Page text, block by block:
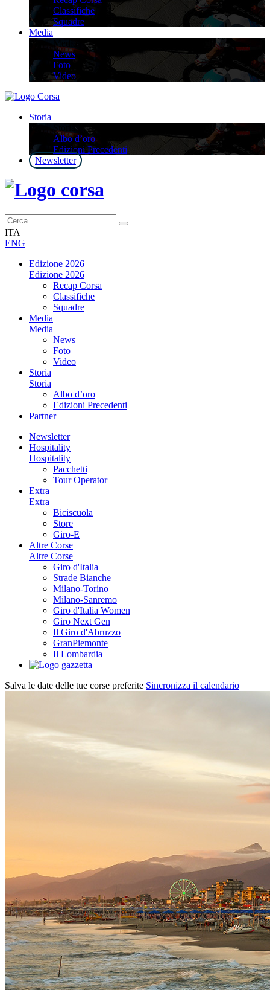
Classifiche
Squadre
Media
Media
News
Foto
Video
Storia
Storia
Albo d’oro
Edizioni Precedenti
Newsletter
ITA
ENG
Edizione 2026
Edizione 2026
Recap Corsa
Classifiche
Squadre
Media
Media
News
Foto
Video
Storia
Storia
Albo d’oro
Edizioni Precedenti
Partner
Newsletter
Hospitality
Hospitality
Pacchetti
Tour Operator
Extra
Extra
Biciscuola
Store
Giro-E
Altre Corse
Altre Corse
Giro d'Italia
Strade Bianche
Milano-Torino
Milano-Sanremo
Giro d'Italia Women
Giro Next Gen
Il Giro d'Abruzzo
GranPiemonte
Il Lombardia
Salva le date delle tue corse preferite Sincronizza il calendario